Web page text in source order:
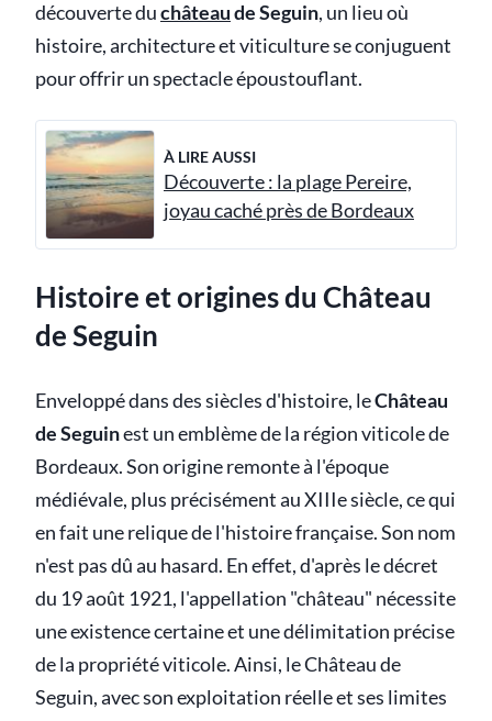
découverte duchâteaude Seguin, un lieu où
histoire, architecture et viticulture se conjuguent
pour offrir un spectacle époustouflant.
À LIRE AUSSI
Découverte : la plage Pereire,
joyau caché près de Bordeaux
Histoire et origines du Château
de Seguin
Enveloppé dans des siècles d'histoire, leChâteau
de Seguinest un emblème de la région viticole de
Bordeaux. Son origine remonte à l'époque
médiévale, plus précisément au XIIIe siècle, ce qui
en fait une relique de l'histoire française. Son nom
n'est pas dû au hasard. En effet, d'après le décret
du 19 août 1921, l'appellation "château" nécessite
une existence certaine et une délimitation précise
de la propriété viticole. Ainsi, le Château de
Seguin, avec son exploitation réelle et ses limites